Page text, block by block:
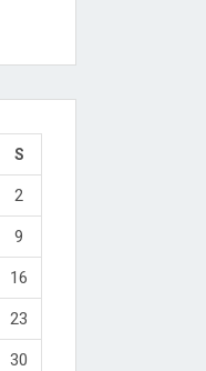
S
2
9
16
23
30